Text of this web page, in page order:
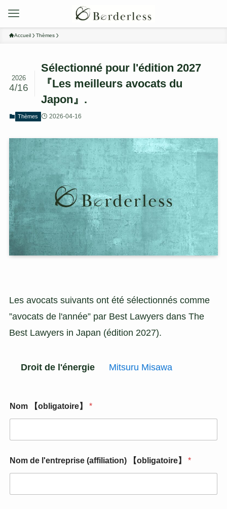
Accueil Thèmes
Sélectionné pour l'édition 2027
『Les meilleurs avocats du
Japon』.
2026
4/16
Thèmes 2026-04-16
Les avocats suivants ont été sélectionnés comme
”avocats de l'année” par Best Lawyers dans The
Best Lawyers in Japan (édition 2027).
Droit de l'énergie Mitsuru Misawa
o
m
e
t
【
b
Nom 【obligatoire】 *
Nom de l'entreprise (affiliation) 【obligatoire】 *